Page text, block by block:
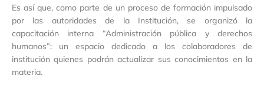
Es así que, como parte de un proceso de formación impulsado
por las autoridades de la Institución, se organizó la
capacitación interna “Administración pública y derechos
humanos”: un espacio dedicado a los colaboradores de
institución quienes podrán actualizar sus conocimientos en la
materia.